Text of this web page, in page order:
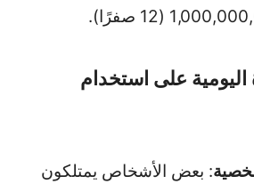
(12 صفرًا).
اليومية على استخدام
: بعض الأشخاص يمتلكون